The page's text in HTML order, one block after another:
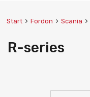
Start Fordon Scania
R-series